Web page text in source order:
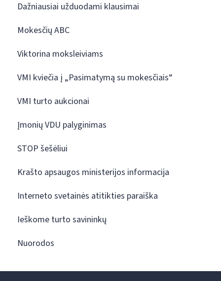
Dažniausiai užduodami klausimai
Mokesčių ABC
Viktorina moksleiviams
VMI kviečia į „Pasimatymą su mokesčiais“
VMI turto aukcionai
Įmonių VDU palyginimas
STOP šešėliui
Krašto apsaugos ministerijos informacija
Interneto svetainės atitikties paraiška
Ieškome turto savininkų
Nuorodos